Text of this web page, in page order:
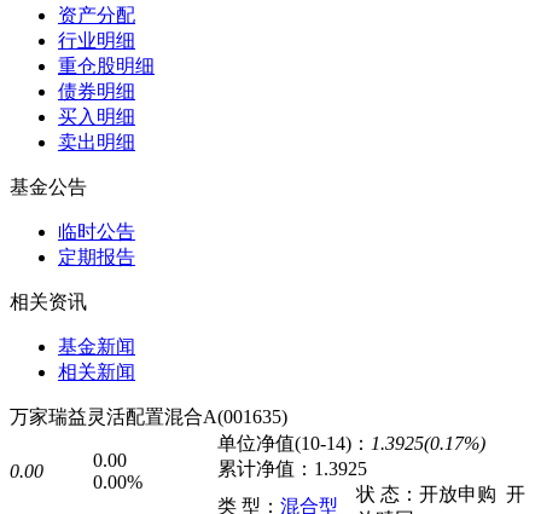
资产分配
行业明细
重仓股明细
债券明细
买入明细
卖出明细
基金公告
临时公告
定期报告
相关资讯
基金新闻
相关新闻
万家瑞益灵活配置混合A(001635)
0.00
0.00
0.00%
单位净值(10-14)： 1.3925(0.17%)
累计净值： 1.3925
类 型： 混合型
状 态： 开放申购 开